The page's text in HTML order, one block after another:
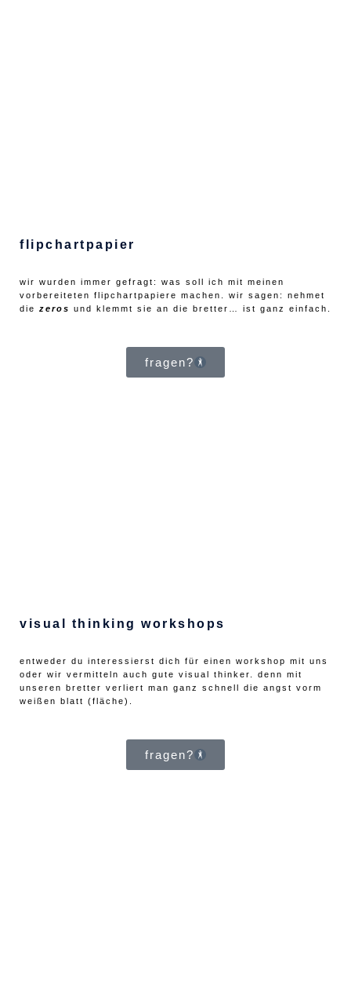
flipchartpapier
wir wurden immer gefragt: was soll ich mit meinen
vorbereiteten flipchartpapiere machen. wir sagen: nehmet
die zeros und klemmt sie an die bretter… ist ganz einfach.
fragen?
visual thinking workshops
entweder du interessierst dich für einen workshop mit uns
oder wir vermitteln auch gute visual thinker. denn mit
unseren bretter verliert man ganz schnell die angst vorm
weißen blatt (fläche).
fragen?